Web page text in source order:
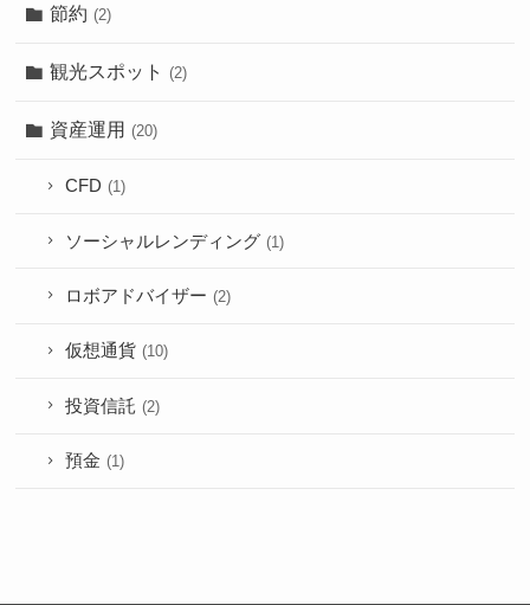
節約 (2)
観光スポット (2)
資産運用 (20)
CFD (1)
ソーシャルレンディング (1)
ロボアドバイザー (2)
仮想通貨 (10)
投資信託 (2)
預金 (1)